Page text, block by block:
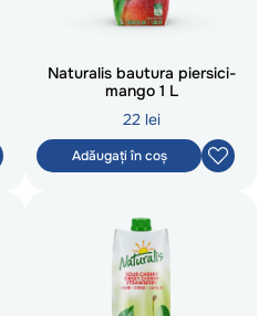
Naturalis bautura piersici-
mango 1 L
22 lei
Adăugați în coș